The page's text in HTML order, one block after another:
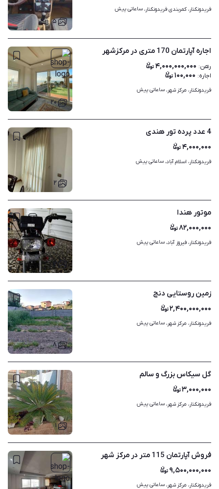
۵
فریدونکنار، کمربندی فریدونکنار، ساعاتی پیش
۲۰
اجاره آپارتمان 170 متری در مرکزشهر
رهن: ۴,۰۰۰,۰۰۰,۰۰۰
اجاره: ۱۰۰,۰۰۰
فریدونکنار، مرکز شهر، ساعاتی پیش
۲
4 عدد پرده تور هندی
۴,۰۰۰,۰۰۰
فریدونکنار، اسلام آباد، ساعاتی پیش
۷
موتور هندا
۸۲,۰۰۰,۰۰۰
فریدونکنار، فیروز آباد، ساعاتی پیش
۸
زمین روستایی دنج
۲,۴۰۰,۰۰۰,۰۰۰
فریدونکنار، مرکز شهر، ساعاتی پیش
۱
گل سیکاس بزرگ و سالم
۳,۰۰۰,۰۰۰
فریدونکنار، مرکز شهر، ساعاتی پیش
فروش آپارتمان 115 متر در مرکز شهر
۹,۵۰۰,۰۰۰,۰۰۰
فریدونکنار، مرکز شهر، ساعاتی پیش